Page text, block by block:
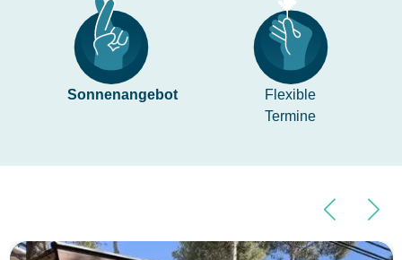
Sonnenangebot
Flexible
Termine